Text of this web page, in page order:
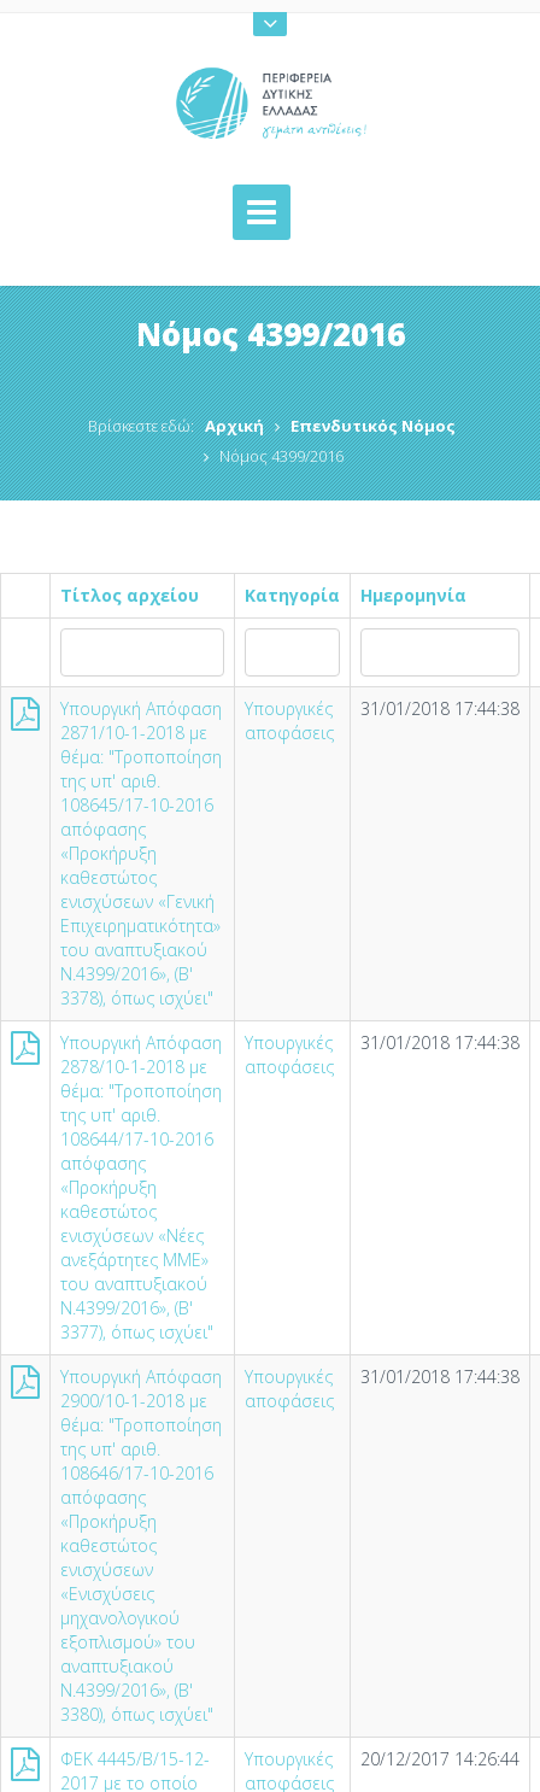
Νόμος 4399/2016
Βρίσκεστε εδώ: Αρχική
Επενδυτικός Νόμος
Νόμος 4399/2016
Τίτλος αρχείου Κατηγορία Ημερομηνία
Υπουργική Απόφαση
2871/10-1-2018 με
θέμα: "Τροποποίηση
της υπ' αριθ.
108645/17-10-2016
απόφασης
«Προκήρυξη
καθεστώτος
ενισχύσεων «Γενική
Επιχειρηματικότητα»
του αναπτυξιακού
Ν.4399/2016», (Β'
3378), όπως ισχύει"
Υπουργικές
αποφάσεις
31/01/2018 17:44:38
Υπουργική Απόφαση
2878/10-1-2018 με
θέμα: "Τροποποίηση
της υπ' αριθ.
108644/17-10-2016
απόφασης
«Προκήρυξη
καθεστώτος
ενισχύσεων «Νέες
ανεξάρτητες ΜΜΕ»
του αναπτυξιακού
Ν.4399/2016», (Β'
3377), όπως ισχύει"
Υπουργικές
αποφάσεις
31/01/2018 17:44:38
Υπουργική Απόφαση
2900/10-1-2018 με
θέμα: "Τροποποίηση
της υπ' αριθ.
108646/17-10-2016
απόφασης
«Προκήρυξη
καθεστώτος
ενισχύσεων
«Ενισχύσεις
μηχανολογικού
εξοπλισμού» του
αναπτυξιακού
Ν.4399/2016», (Β'
3380), όπως ισχύει"
Υπουργικές
αποφάσεις
31/01/2018 17:44:38
ΦΕΚ 4445/Β/15-12-
2017 με το οποίο
Υπουργικές
αποφάσεις
20/12/2017 14:26:44